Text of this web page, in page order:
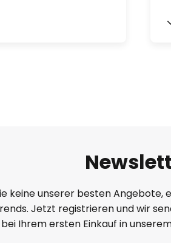
keine unserer besten Angebote,
Jetzt registrieren und wir
bei Ihrem ersten Einkauf in